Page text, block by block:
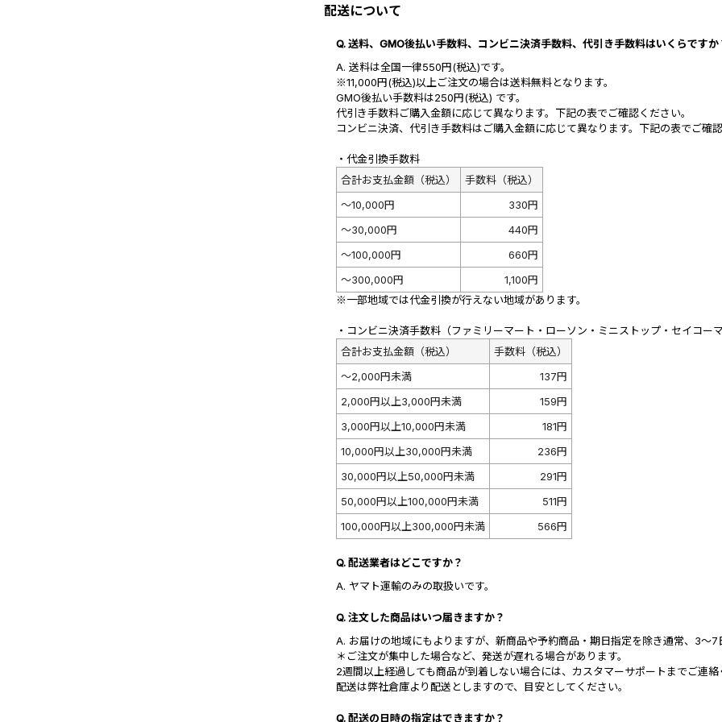
配送について
Q. 送料、GMO後払い手数料、コンビニ決済手数料、代引き手数料はいくらですか
A. 送料は全国一律550円(税込)です。
※11,000円(税込)以上ご注文の場合は送料無料となります。
GMO後払い手数料は250円(税込) です。
代引き手数料ご購入金額に応じて異なります。下記の表でご確認ください。
コンビニ決済、代引き手数料はご購入金額に応じて異なります。下記の表でご確認
・代金引換手数料
合計お支払金額（税込）
手数料（税込）
～10,000円
330円
～30,000円
440円
～100,000円
660円
～300,000円
1,100円
※一部地域では代金引換が行えない地域があります。
・コンビニ決済手数料（ファミリーマート・ローソン・ミニストップ・セイコーマ
合計お支払金額（税込）
手数料（税込）
～2,000円未満
137円
2,000円以上3,000円未満
159円
3,000円以上10,000円未満
181円
10,000円以上30,000円未満
236円
30,000円以上50,000円未満
291円
50,000円以上100,000円未満
511円
100,000円以上300,000円未満
566円
Q. 配送業者はどこですか？
A. ヤマト運輸のみの取扱いです。
Q. 注文した商品はいつ届きますか？
A. お届けの地域にもよりますが、新商品や予約商品・期日指定を除き通常、3～7
＊ご注文が集中した場合など、発送が遅れる場合があります。
2週間以上経過しても商品が到着しない場合には、カスタマーサポートまでご連絡
配送は弊社倉庫より配送としますので、目安としてください。
Q. 配送の日時の指定はできますか？